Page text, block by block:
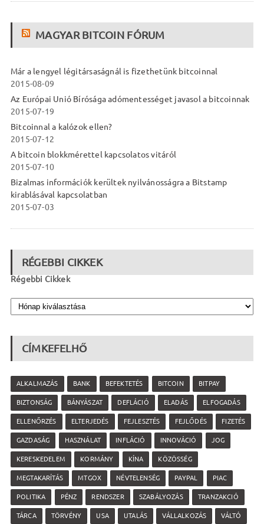
MAGYAR BITCOIN FÓRUM
Már a lengyel légitársaságnál is fizethetünk bitcoinnal
2015-08-09
Az Európai Unió Bírósága adómentességet javasol a bitcoinnak
2015-07-19
Bitcoinnal a kalózok ellen?
2015-07-12
A bitcoin blokkmérettel kapcsolatos vitáról
2015-07-10
Bizalmas információk kerültek nyilvánosságra a Bitstamp
kirablásával kapcsolatban
2015-07-03
RÉGEBBI CIKKEK
Régebbi Cikkek
CÍMKEFELHŐ
ALKALMAZÁS BANK BEFEKTETÉS BITCOIN BITPAY
BIZTONSÁG BÁNYÁSZAT DEFLÁCIÓ ELADÁS ELFOGADÁS
ELLENŐRZÉS ELTERJEDÉS FEJLESZTÉS FEJLŐDÉS FIZETÉS
GAZDASÁG HASZNÁLAT INFLÁCIÓ INNOVÁCIÓ JOG
KERESKEDELEM KORMÁNY KÍNA KÖZÖSSÉG
MEGTAKARÍTÁS MTGOX NÉVTELENSÉG PAYPAL PIAC
POLITIKA PÉNZ RENDSZER SZABÁLYOZÁS TRANZAKCIÓ
TÁRCA TÖRVÉNY USA UTALÁS VÁLLALKOZÁS VÁLTÓ